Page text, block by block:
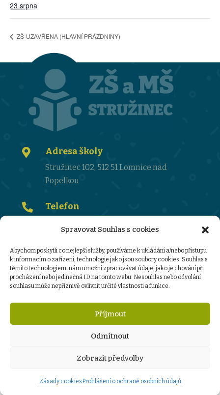
Spravovat Souhlas s cookies
Abychom poskytli co nejlepší služby, používáme k ukládání a/nebo přístupu
k informacím o zařízení, technologie jako jsou soubory cookies. Souhlas s
těmito technologiemi nám umožní zpracovávat údaje, jako je chování při
procházení nebo jedinečná ID na tomto webu. Nesouhlas nebo odvolání
souhlasu může nepříznivě ovlivnit určité vlastnosti a funkce.
Příjmout
Odmítnout
Zobrazit předvolby
Zásady cookiesProhlášení o ochraně osobních údajů
23 srpna
ZŠ-UZAVŘENA (HLAVNÍ PRÁZDNINY)
 Adresa školy
Stružinec 102, 512 51 Lomnice nad
Popelkou
 Telefon
 Email
ktehnikova@zsms-struzinec.cz
Ochrana osobních údajů :
informace o zpracování osobních údajů
sazebník úhrad za poskytování informací